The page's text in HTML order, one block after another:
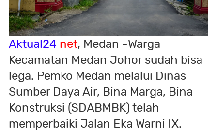
Aktual24 net, Medan -Warga
Kecamatan Medan Johor sudah bisa
lega. Pemko Medan melalui Dinas
Sumber Daya Air, Bina Marga, Bina
Konstruksi (SDABMBK) telah
memperbaiki Jalan Eka Warni IX.